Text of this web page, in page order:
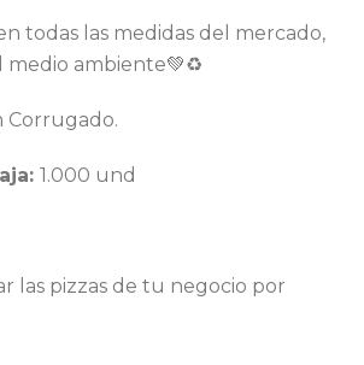
todas las medidas del mercado,
medio ambiente💚♻️
Corrugado.
1.000 und
las pizzas de tu negocio por